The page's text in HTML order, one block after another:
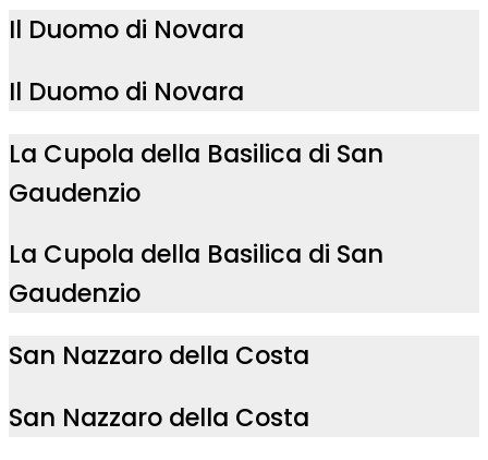
Il Duomo di Novara
Il Duomo di Novara
La Cupola della Basilica di San
Gaudenzio
La Cupola della Basilica di San
Gaudenzio
San Nazzaro della Costa
San Nazzaro della Costa